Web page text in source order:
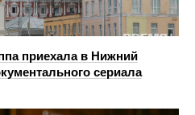
приехала в Нижний
сериала